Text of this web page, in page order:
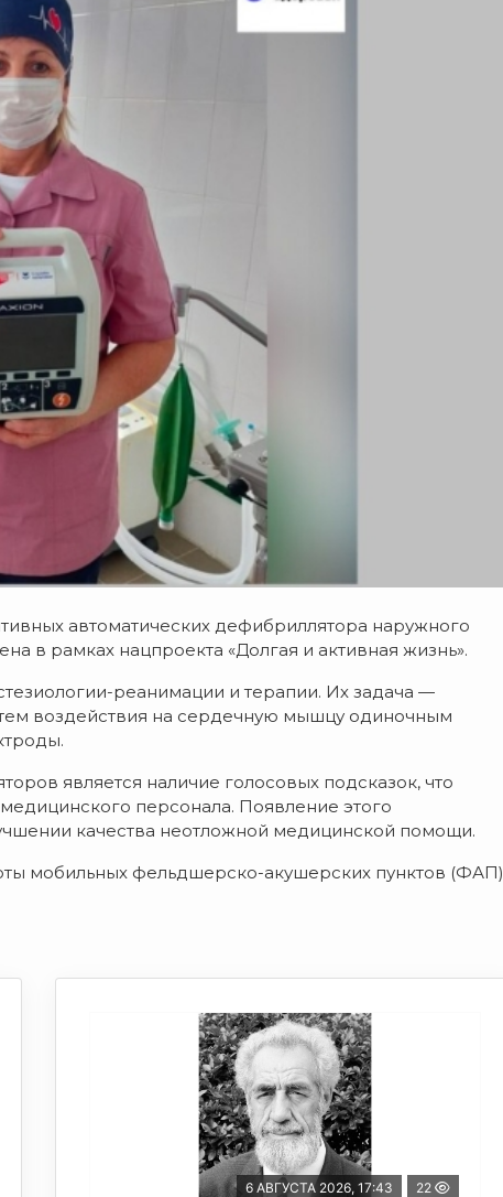
автоматических дефибриллятора наружного
в рамках нацпроекта «Долгая и активная жизнь».
реанимации и терапии. Их задача —
воздействия на сердечную мышцу одиночным
является наличие голосовых подсказок, что
персонала. Появление этого
качества неотложной медицинской помощи.
мобильных фельдшерско-акушерских пунктов (ФАП)
6 АВГУСТА 2026, 17:43 22